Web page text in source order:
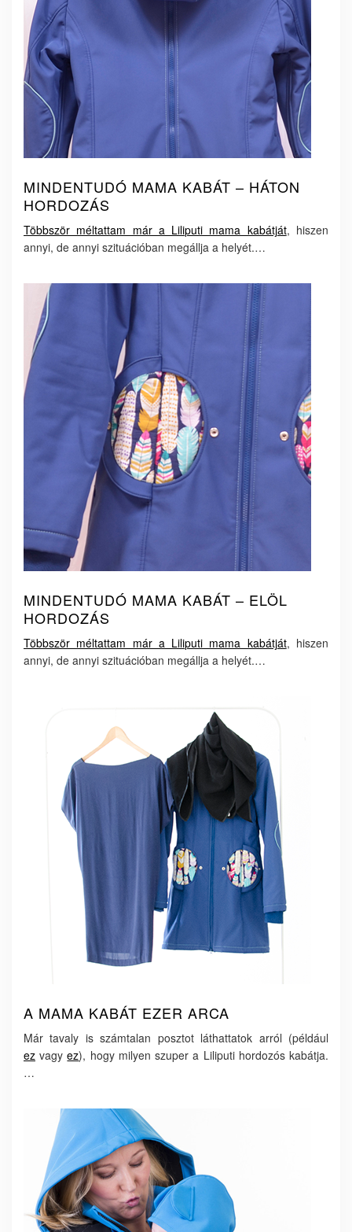
MINDENTUDÓ MAMA KABÁT – HÁTON
HORDOZÁS
Többször méltattam már a Liliputi mama kabátját, hiszen
annyi, de annyi szituációban megállja a helyét.…
MINDENTUDÓ MAMA KABÁT – ELÖL
HORDOZÁS
Többször méltattam már a Liliputi mama kabátját, hiszen
annyi, de annyi szituációban megállja a helyét.…
A MAMA KABÁT EZER ARCA
Már tavaly is számtalan posztot láthattatok arról (például
ez vagyez), hogy milyen szuper a Liliputi hordozós kabátja.
…